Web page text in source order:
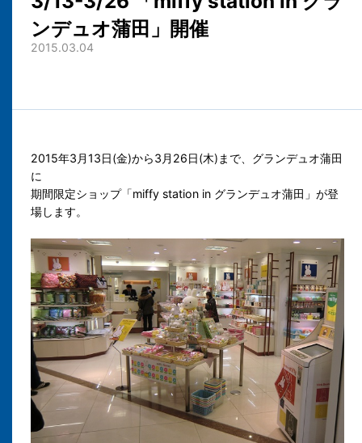
ンデュオ蒲田」開催
2015.03.04
2015年3月13日(金)から3月26日(木)まで、グランデュオ蒲田
に
期間限定ショップ「miffy station in グランデュオ蒲田」が登
場します。